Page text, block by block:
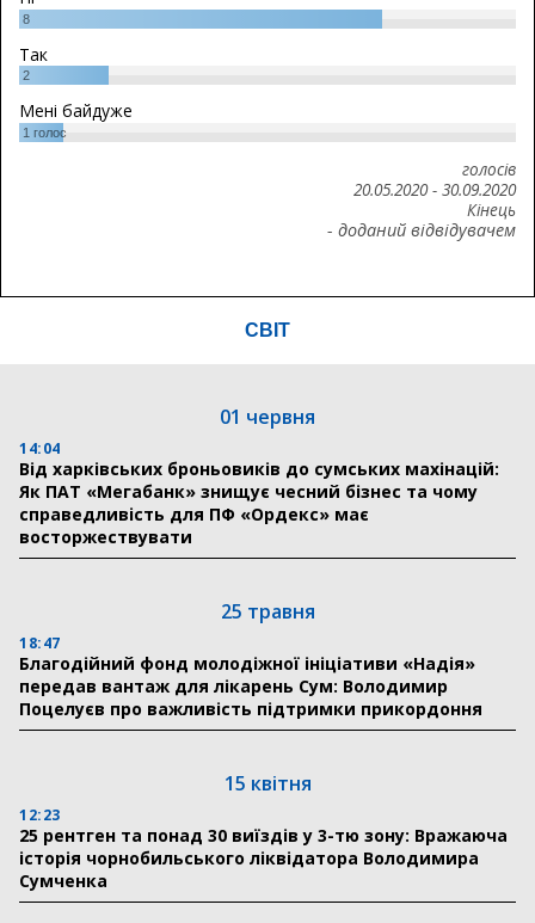
8
Так
2
Мені байдуже
1голос
голосів
20.05.2020- 30.09.2020
Кінець
- доданий відвідувачем
СВІТ
01 червня
14:04
Від харківських броньовиків до сумських махінацій:
Як ПАТ «Мегабанк» знищує чесний бізнес та чому
справедливість для ПФ «Ордекс» має
восторжествувати
25 травня
18:47
Благодійний фонд молодіжної ініціативи «Надія»
передав вантаж для лікарень Сум: Володимир
Поцелуєв про важливість підтримки прикордоння
15 квітня
12:23
25 рентген та понад 30 виїздів у 3-тю зону: Вражаюча
історія чорнобильського ліквідатора Володимира
Сумченка